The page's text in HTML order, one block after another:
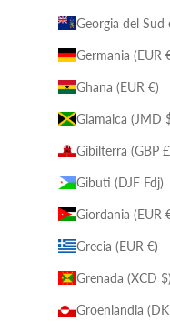
Georgia del Sud
Germania (EUR
Ghana (EUR €)
Giamaica (JMD
Gibilterra (GBP
Gibuti (DJF Fdj)
Giordania (EUR
Grecia (EUR €)
Grenada (XCD $)
Groenlandia